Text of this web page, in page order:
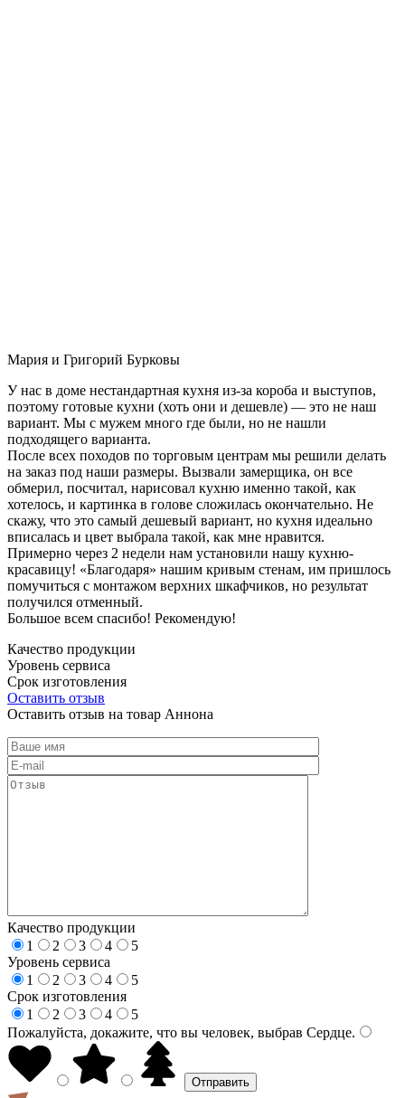
Мария и Григорий Бурковы
У нас в доме нестандартная кухня из-за короба и выступов,
поэтому готовые кухни (хоть они и дешевле) — это не наш
вариант. Мы с мужем много где были, но не нашли
подходящего варианта.
После всех походов по торговым центрам мы решили делать
на заказ под наши размеры. Вызвали замерщика, он все
обмерил, посчитал, нарисовал кухню именно такой, как
хотелось, и картинка в голове сложилась окончательно. Не
скажу, что это самый дешевый вариант, но кухня идеально
вписалась и цвет выбрала такой, как мне нравится.
Примерно через 2 недели нам установили нашу кухню-
красавицу! «Благодаря» нашим кривым стенам, им пришлось
помучиться с монтажом верхних шкафчиков, но результат
получился отменный.
Большое всем спасибо! Рекомендую!
Качество продукции
Уровень сервиса
Срок изготовления
Оставить отзыв
Оставить отзыв на товар Аннона
Качество продукции
1
2 3 4
5
Уровень сервиса
1
2 3 4
5
Срок изготовления
1
2 3 4
5
Пожалуйста, докажите, что вы человек, выбрав Сердце.